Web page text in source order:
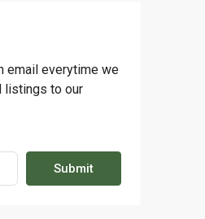
email everytime we
listings to our
Submit